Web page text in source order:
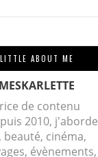
ABOUT ME
de contenu
2010, j'aborde
beauté, cinéma,
évènements,